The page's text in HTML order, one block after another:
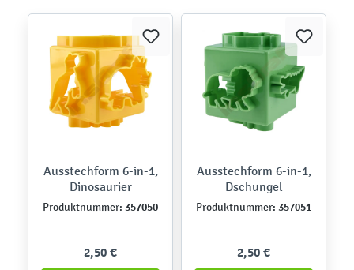
Ausstechform 6-in-1,
Dinosaurier
Produktnummer: 357050
2,50 €
Ausstechform 6-in-1,
Dschungel
Produktnummer: 357051
2,50 €